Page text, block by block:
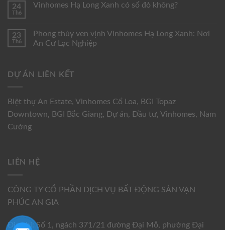
24
Th6
Vinhomes Hạ Long Xanh có sổ đỏ không?
23
Th6
Phong thủy ven vịnh Vinhomes Hạ Long Xanh: Nơi
An Cư Lạc Nghiệp
DỰ ÁN LIÊN KẾT
Biệt thự An Estate, Vinhomes Cổ Loa, BGI Topaz
Downtown, BGI Bắc Giang, Dự án, Đầu tư, Vinhomes, Nam
Cường
LIÊN HỆ
CÔNG TY CỔ PHẦN DỊCH VỤ BẤT ĐỘNG SẢN VẠN
PHÚC AN GIA
Địa chỉ: Số 1, ngách 371/21 đường Đại Mỗ, phường Đại